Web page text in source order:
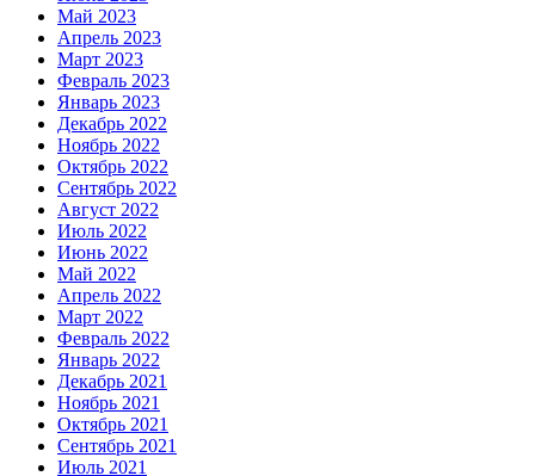
Май 2023
Апрель 2023
Март 2023
Февраль 2023
Январь 2023
Декабрь 2022
Ноябрь 2022
Октябрь 2022
Сентябрь 2022
Август 2022
Июль 2022
Июнь 2022
Май 2022
Апрель 2022
Март 2022
Февраль 2022
Январь 2022
Декабрь 2021
Ноябрь 2021
Октябрь 2021
Сентябрь 2021
Июль 2021